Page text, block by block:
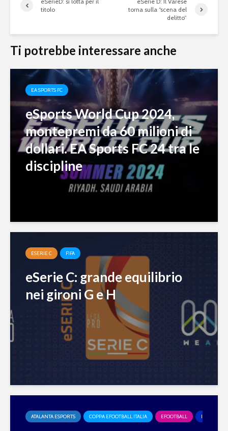
titolo
torna sulla “scena del
delitto”
Ti potrebbe interessare anche
EA SPORTS FC
eSports World Cup 2024,
montepremi da 60 milioni di
dollari. EA Sports FC 24 tra le
discipline
ESERIE C FIFA
eSerie C: grande equilibrio
nei gironi G e H
ATALANTA ESPORTS COPPA EFOOTBALL ITALIA EFOOTBALL INTER